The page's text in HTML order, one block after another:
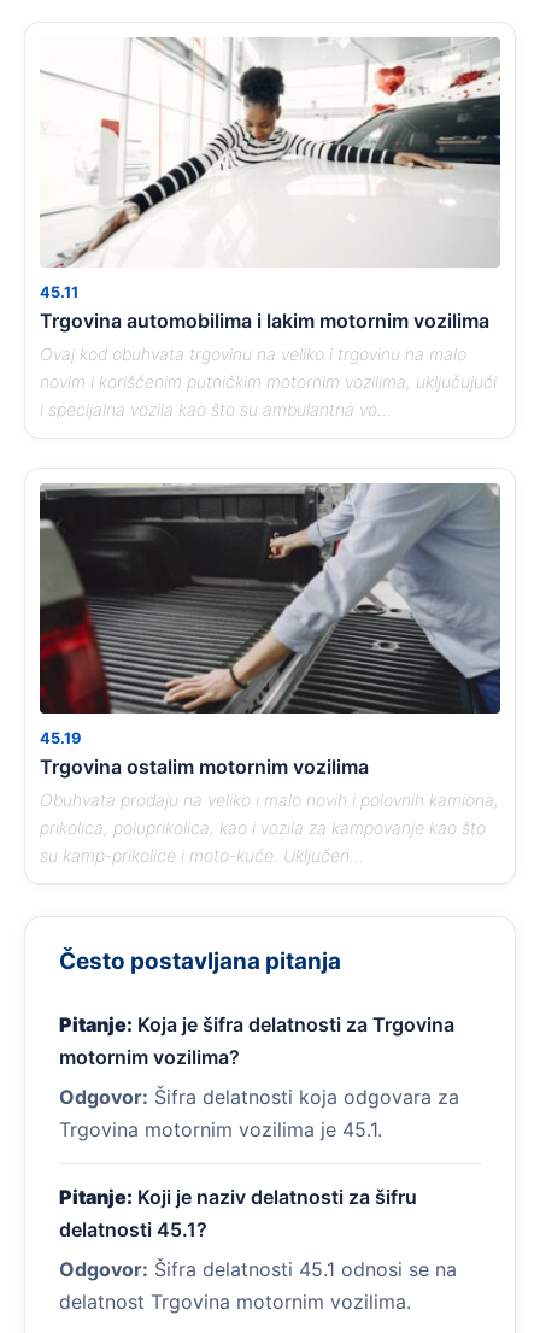
45.11
Trgovina automobilima i lakim motornim vozilima
Ovaj kod obuhvata trgovinu na veliko i trgovinu na malo
novim i korišćenim putničkim motornim vozilima, uključujući
i specijalna vozila kao što su ambulantna vo...
45.19
Trgovina ostalim motornim vozilima
Obuhvata prodaju na veliko i malo novih i polovnih kamiona,
prikolica, poluprikolica, kao i vozila za kampovanje kao što
su kamp-prikolice i moto-kuće. Uključen...
Često postavljana pitanja
Pitanje: Koja je šifra delatnosti za Trgovina
motornim vozilima?
Odgovor: Šifra delatnosti koja odgovara za
Trgovina motornim vozilima je 45.1.
Pitanje: Koji je naziv delatnosti za šifru
delatnosti 45.1?
Odgovor: Šifra delatnosti 45.1 odnosi se na
delatnost Trgovina motornim vozilima.